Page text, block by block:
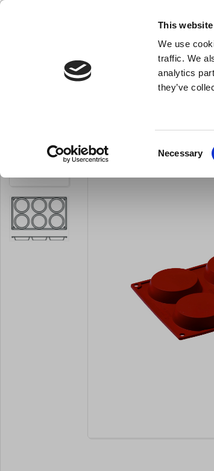
This
We use
traffic. We
analytics
they’ve
Necessary
- Køkkenudstyr til